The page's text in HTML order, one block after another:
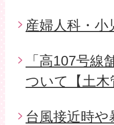
産婦人科・
「高107号
ついて【土木
台風接近時